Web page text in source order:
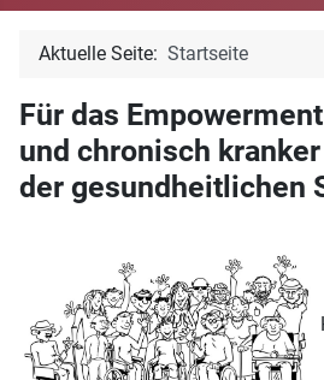
Aktuelle Seite: Startseite
Für das
und chronisch
der gesundheitlichen